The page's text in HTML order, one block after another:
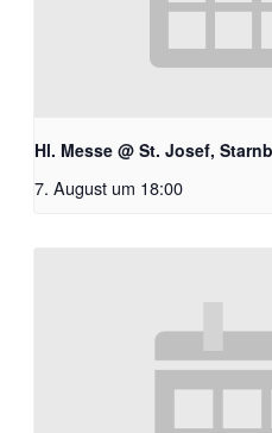
Hl. Messe @ St. Josef,
7. August um 18:00